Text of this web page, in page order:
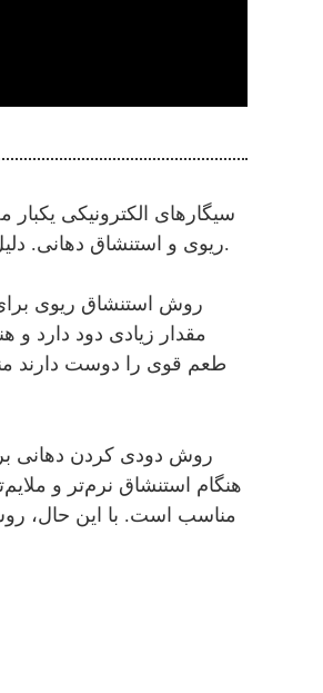
ریوی و استنشاق دهانی. دلیل طراحی آن به دو روش استنشاق ریوی و استنشاق دهانی، برآورده کردن عادات سیگار کشیدن و نیازهای ذائقه‌ای کاربران مختلف است.
مقدار زیادی دود دارد
طعم قوی را دوست دارند
روش دودی کردن دهانی
هنگام استنشاق نرم‌تر و
مناسب است. با این حال،